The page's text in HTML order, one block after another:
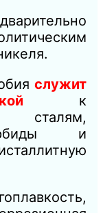
служит
к
и